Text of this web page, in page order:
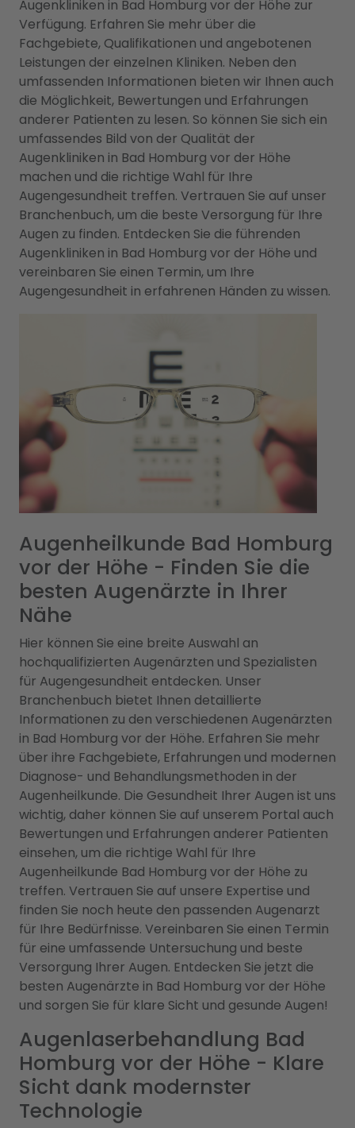
Augenkliniken in Bad Homburg vor der Höhe zur
Verfügung. Erfahren Sie mehr über die
Fachgebiete, Qualifikationen und angebotenen
Leistungen der einzelnen Kliniken. Neben den
umfassenden Informationen bieten wir Ihnen auch
die Möglichkeit, Bewertungen und Erfahrungen
anderer Patienten zu lesen. So können Sie sich ein
umfassendes Bild von der Qualität der
Augenkliniken in Bad Homburg vor der Höhe
machen und die richtige Wahl für Ihre
Augengesundheit treffen. Vertrauen Sie auf unser
Branchenbuch, um die beste Versorgung für Ihre
Augen zu finden. Entdecken Sie die führenden
Augenkliniken in Bad Homburg vor der Höhe und
vereinbaren Sie einen Termin, um Ihre
Augengesundheit in erfahrenen Händen zu wissen.
Augenheilkunde Bad Homburg
vor der Höhe - Finden Sie die
besten Augenärzte in Ihrer
Nähe
Hier können Sie eine breite Auswahl an
hochqualifizierten Augenärzten und Spezialisten
für Augengesundheit entdecken. Unser
Branchenbuch bietet Ihnen detaillierte
Informationen zu den verschiedenen Augenärzten
in Bad Homburg vor der Höhe. Erfahren Sie mehr
über ihre Fachgebiete, Erfahrungen und modernen
Diagnose- und Behandlungsmethoden in der
Augenheilkunde. Die Gesundheit Ihrer Augen ist uns
wichtig, daher können Sie auf unserem Portal auch
Bewertungen und Erfahrungen anderer Patienten
einsehen, um die richtige Wahl für Ihre
Augenheilkunde Bad Homburg vor der Höhe zu
treffen. Vertrauen Sie auf unsere Expertise und
finden Sie noch heute den passenden Augenarzt
für Ihre Bedürfnisse. Vereinbaren Sie einen Termin
für eine umfassende Untersuchung und beste
Versorgung Ihrer Augen. Entdecken Sie jetzt die
besten Augenärzte in Bad Homburg vor der Höhe
und sorgen Sie für klare Sicht und gesunde Augen!
Augenlaserbehandlung Bad
Homburg vor der Höhe - Klare
Sicht dank modernster
Technologie